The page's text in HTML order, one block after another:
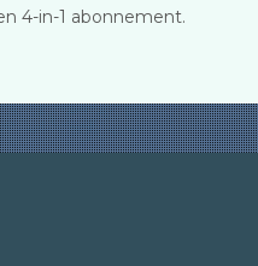
4-in-1 abonnement.